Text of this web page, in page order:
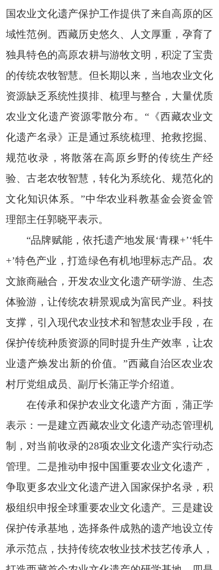
国农业文化遗产保护工作提供了来自高原的区
域性范例。西藏历史悠久、人文厚重，孕育了
独具特色的高原农耕与游牧文明，积淀了宝贵
的传统农牧智慧。但长期以来，当地农业文化
资源缺乏系统性摸排、梳理与整合，大量优质
农业文化遗产资源零散分布。“《西藏农业文
化遗产名录》正是通过系统梳理、抢救挖掘、
规范收录，将散落在高原乡野的传统生产经
验、古老农牧智慧，转化为系统化、规范化的
文化知识体系。”中华农业科教基金会资金管
理部主任郭晓平表示。
“品牌赋能，依托遗产地发展‘青稞+’‘牦牛
+’特色产业，打造绿色有机地理标志产品。农
文旅商融合，开发农业文化遗产研学游、生态
体验游，让传统农耕景观成为富民产业。科技
支撑，引入现代农业技术和智慧农业手段，在
保护传统种质资源的同时提升生产效率，让农
业遗产焕发出新的价值。”西藏自治区农业农
村厅党组成员、副厅长蒲正学介绍道。
在传承和保护农业文化遗产方面，蒲正学
表示：一是建立西藏农业文化遗产动态管理机
制，对当前收录的28项农业文化遗产实行动态
管理。二是推动申报中国重要农业文化遗产，
争取更多农业文化遗产进入国家保护名录，积
极组织申报全球重要农业文化遗产。三是建设
保护传承基地，选择条件成熟的遗产地设立传
承示范点，扶持传统农牧业技术技艺传承人，